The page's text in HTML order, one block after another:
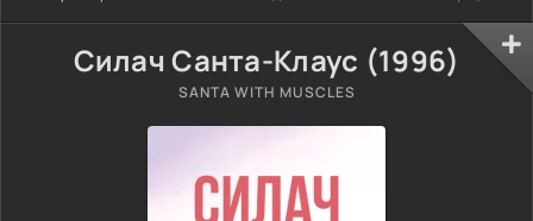
Силач Санта-Клаус (1996)
SANTA WITH MUSCLES